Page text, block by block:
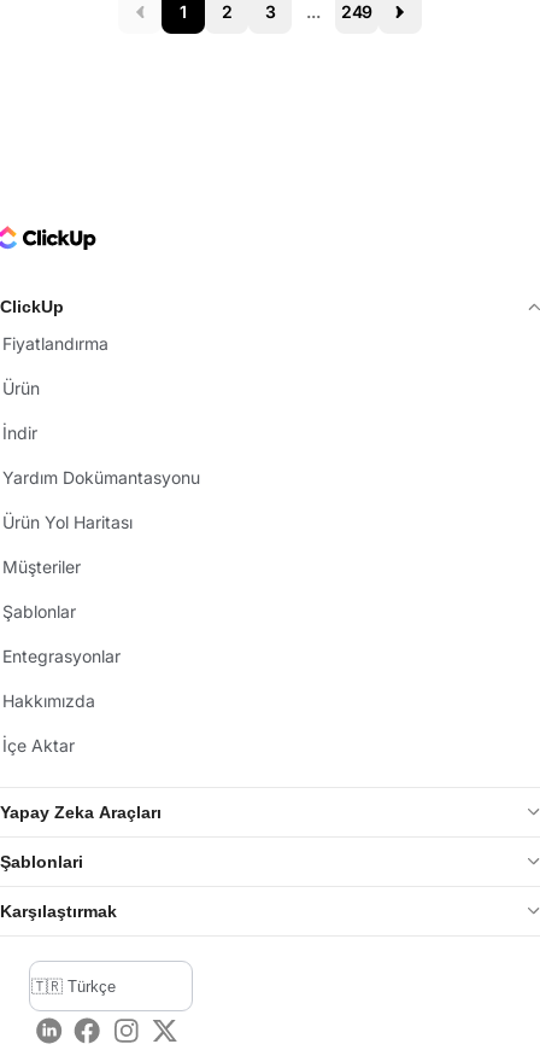
Prev 1 2 3 ... 249 Next
Logo
ClickUp
Fiyatlandırma
Ürün
İndir
Yardım Dokümantasyonu
Ürün Yol Haritası
Müşteriler
Şablonlar
Entegrasyonlar
Hakkımızda
İçe Aktar
Yapay Zeka Araçları
Şablonlari
Karşılaştırmak
LinkedInFacebook
Instagram
Twitter